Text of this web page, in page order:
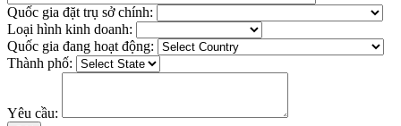
Quốc gia đặt trụ sở chính:
Loại hình kinh doanh:
Quốc gia đang hoạt động:
Thành phố:
Yêu cầu: